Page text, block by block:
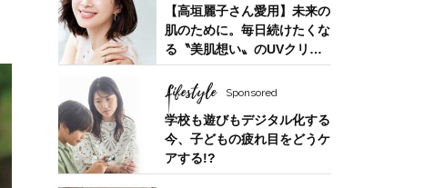
が一番わからない。 新しい役に出会う
たび、自分探しをしています」
【高垣麗子さん愛用】未来の
肌のために。毎日続けたくな
る〝美肌想い〟のUVクリー
ム
Lifestyle Sponsored
学校も遊びもデジタル化する
今、子どもの疲れ目をどうケ
アする!?